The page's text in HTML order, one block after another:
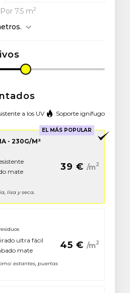
7.5 m2
a los UV Soporte ignífugo
EL MÁS POPULAR
- 230G/M²
mate
lisa y seca.
39 € /m2
ultra fácil
mate
estantes, puertas
45 € /m2